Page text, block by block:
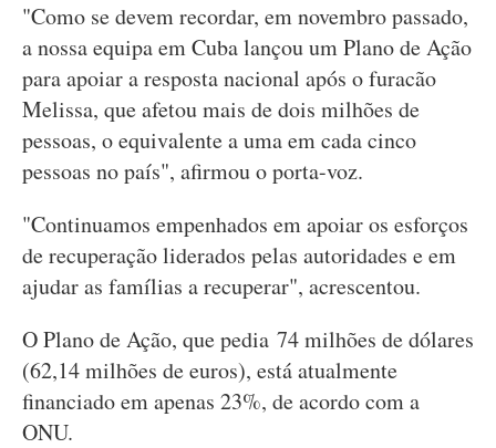
"Como se devem recordar, em novembro passado,
a nossa equipa em Cuba lançou um Plano de Ação
para apoiar a resposta nacional após o furacão
Melissa, que afetou mais de dois milhões de
pessoas, o equivalente a uma em cada cinco
pessoas no país", afirmou o porta-voz.
"Continuamos empenhados em apoiar os esforços
de recuperação liderados pelas autoridades e em
ajudar as famílias a recuperar", acrescentou.
O Plano de Ação, que pedia 74 milhões de dólares
(62,14 milhões de euros), está atualmente
financiado em apenas 23%, de acordo com a
ONU.